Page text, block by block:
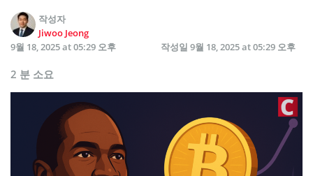
작성자
Jiwoo Jeong
9월 18, 2025 at 05:29 오후
작성일 9월 18, 2025 at 05:29 오후
2 분 소요